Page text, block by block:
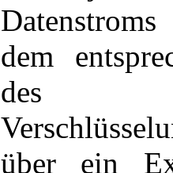
dem
des
über ein